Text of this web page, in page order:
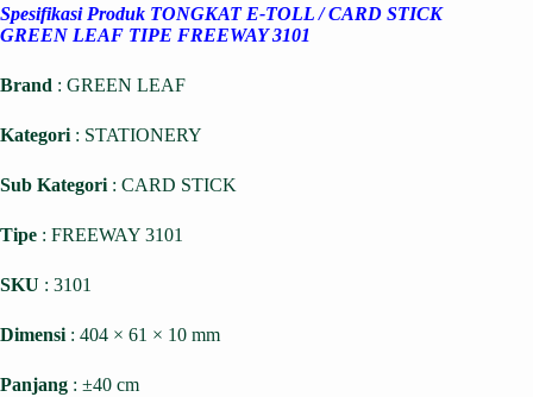
Spesifikasi Produk TONGKAT E-TOLL / CARD STICK
GREEN LEAF TIPE FREEWAY 3101
Brand : GREEN LEAF
Kategori : STATIONERY
Sub Kategori : CARD STICK
Tipe : FREEWAY 3101
SKU : 3101
Dimensi : 404 × 61 × 10 mm
Panjang : ±40 cm